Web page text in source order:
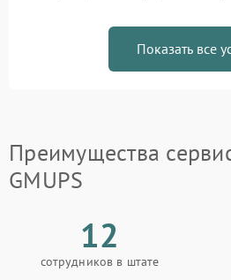
Показать все
Преимущества
GMUPS
12
сотрудников в штате